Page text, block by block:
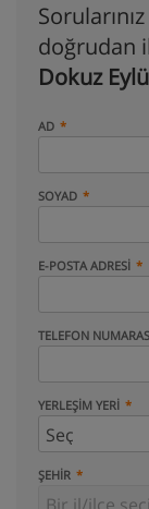
doğrudan
Dokuz
AD
SOYAD
E-POSTA ADRESI
TELEFON
YERLEŞIM YERI
ŞEHIR